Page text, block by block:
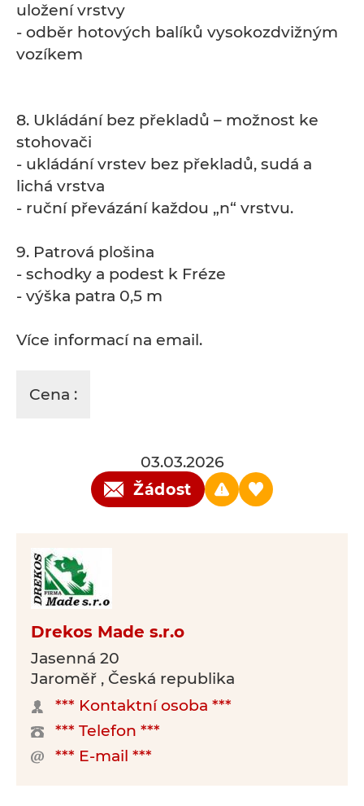
uložení vrstvy
- odběr hotových balíků vysokozdvižným
vozíkem
8. Ukládání bez překladů – možnost ke
stohovači
- ukládání vrstev bez překladů, sudá a
lichá vrstva
- ruční převázání každou „n“ vrstvu.
9. Patrová plošina
- schodky a podest k Fréze
- výška patra 0,5 m
Více informací na email.
Cena :
03.03.2026
Žádost
Drekos Made s.r.o
Jasenná 20
Jaroměř , Česká republika
*** Kontaktní osoba ***
*** Telefon ***
*** E-mail ***